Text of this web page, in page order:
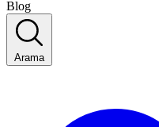
Blog
Arama